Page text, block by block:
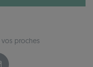
proches